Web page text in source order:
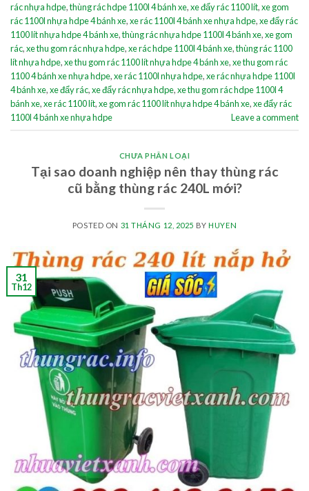
rác nhựa hdpe,thùng rác hdpe 1100l 4 bánh xe,xe đẩy rác 1100 lít,xe gom
rác 1100l nhựa hdpe 4 bánh xe,xe rác 1100l 4 bánh xe nhựa hdpe,xe đẩy rác
1100 lít nhựa hdpe 4 bánh xe,thùng rác nhựa hdpe 1100l 4 bánh xe,xe gom
rác,xe thu gom rác nhựa hdpe,xe rác hdpe 1100l 4 bánh xe,thùng rác 1100
lít nhựa hdpe,xe thu gom rác 1100 lít nhựa hdpe 4 bánh xe,xe thu gom rác
1100 4 bánh xe nhựa hdpe,xe rác 1100l nhựa hdpe,xe rác nhựa hdpe 1100l
4 bánh xe,xe đẩy rác,xe đẩy rác nhựa hdpe,xe thu gom rác hdpe 1100l 4
bánh xe,xe rác 1100 lít,xe gom rác 1100 lít nhựa hdpe 4 bánh xe,xe đẩy rác
1100l 4 bánh xe nhựa hdpe
Leave a comment
CHƯA PHÂN LOẠI
Tại sao doanh nghiệp nên thay thùng rác
cũ bằng thùng rác 240L mới?
POSTED ON 31 THÁNG 12, 2025 BYHUYEN
31
Th12